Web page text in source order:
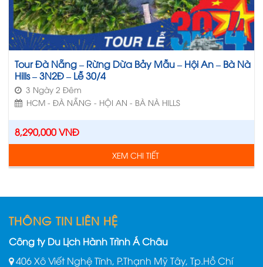
Tour Đà Nẵng – Rừng Dừa Bảy Mẫu – Hội An – Bà Nà
Hills – 3N2Đ – Lễ 30/4
3 Ngày 2 Đêm
HCM - ĐÀ NẴNG - HỘI AN - BÀ NÀ HILLS
8,290,000VNĐ
XEM CHI TIẾT
THÔNG TIN LIÊN HỆ
Công ty Du Lịch Hành Trình Á Châu
406 Xô Viết Nghệ Tĩnh, P.Thạnh Mỹ Tây, Tp.Hồ Chí